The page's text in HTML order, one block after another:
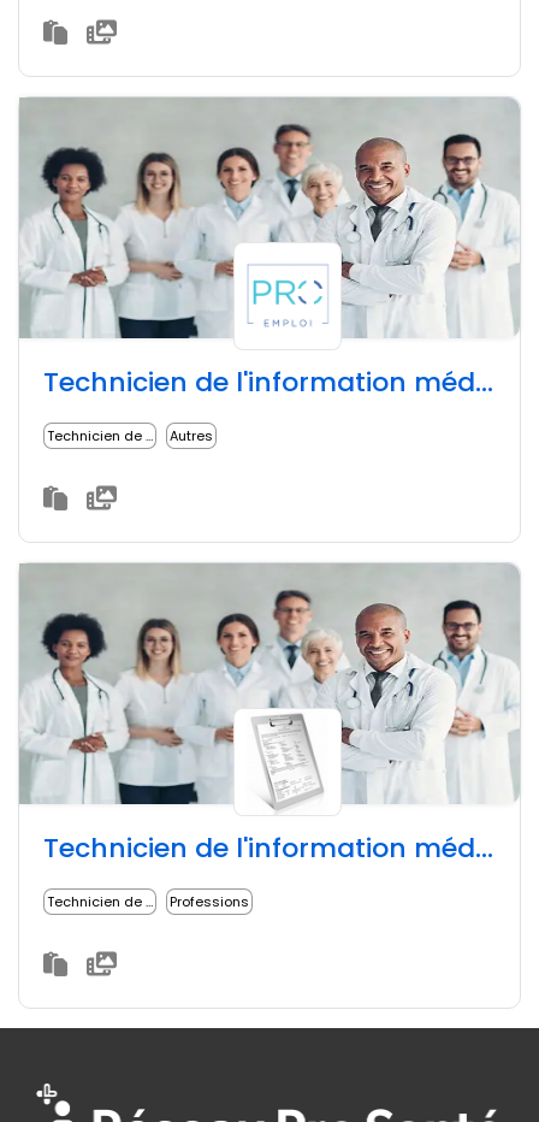
Technicien de l'information médicale (TIM)
Technicien de l'information médicale Autres
Technicien de l'information médicale - RÉSEAU SOCIAL PUBLIC
Technicien de l'information médicale Professions